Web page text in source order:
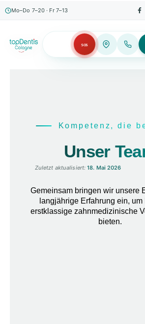
Mo–Do 7–20 · Fr 7–13
SOS
Kompetenz, die
Unser
Zuletzt aktualisiert: 18. Mai 2026
Gemeinsam bringen wir unsere
langjährige Erfahrung ein, um
erstklassige zahnmedizinische
bieten.